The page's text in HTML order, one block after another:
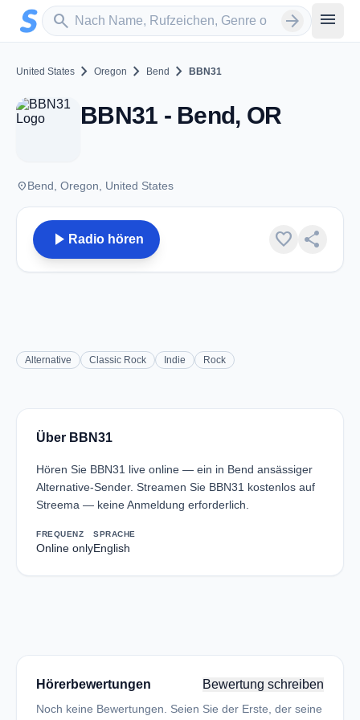
Zum Hauptinhalt springen
search
Sender suchen arrow_forward menu
United States chevron_right Oregon chevron_right Bend chevron_right BBN31
BBN31 - Bend, OR
placeBend, Oregon, United States
play_arrow Radio hören favorite share
Alternative Classic Rock Indie Rock
Über BBN31
Hören Sie BBN31 live online — ein in Bend ansässiger
Alternative-Sender. Streamen Sie BBN31 kostenlos auf
Streema — keine Anmeldung erforderlich.
FREQUENZ
Online only
SPRACHE
English
Hörerbewertungen Bewertung schreiben
Noch keine Bewertungen. Seien Sie der Erste, der seine